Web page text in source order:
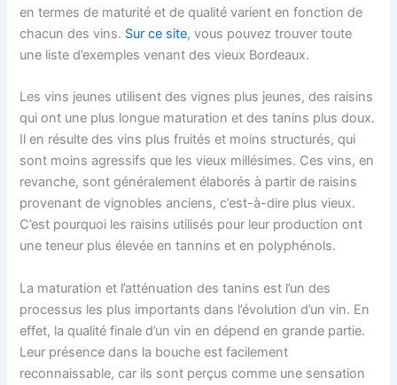
en termes de maturité et de qualité varient en fonction de
chacun des vins. Sur ce site, vous pouvez trouver toute
une liste d’exemples venant des vieux Bordeaux.
Les vins jeunes utilisent des vignes plus jeunes, des raisins
qui ont une plus longue maturation et des tanins plus doux.
Il en résulte des vins plus fruités et moins structurés, qui
sont moins agressifs que les vieux millésimes. Ces vins, en
revanche, sont généralement élaborés à partir de raisins
provenant de vignobles anciens, c’est-à-dire plus vieux.
C’est pourquoi les raisins utilisés pour leur production ont
une teneur plus élevée en tannins et en polyphénols.
La maturation et l’atténuation des tanins est l’un des
processus les plus importants dans l’évolution d’un vin. En
effet, la qualité finale d’un vin en dépend en grande partie.
Leur présence dans la bouche est facilement
reconnaissable, car ils sont perçus comme une sensation